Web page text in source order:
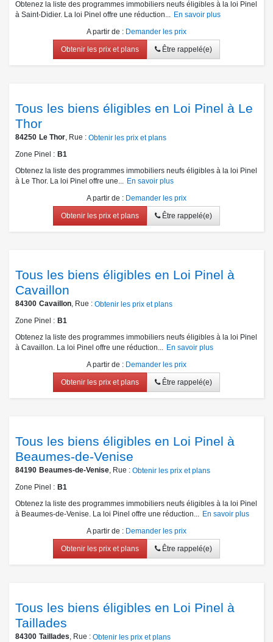
Obtenez la liste des programmes immobiliers neufs éligibles à la loi Pinel
à Saint-Didier. La loi Pinel offre une réduction...
En savoir plus
A partir de : Demander les prix
Obtenir les prix et plans Être rappelé(e)
Tous les biens éligibles en Loi Pinel à Le
Thor
84250 Le Thor , Rue : Obtenir les prix et plans
Zone Pinel
B1
Obtenez la liste des programmes immobiliers neufs éligibles à la loi Pinel
à Le Thor. La loi Pinel offre une...
En savoir plus
A partir de : Demander les prix
Obtenir les prix et plans Être rappelé(e)
Tous les biens éligibles en Loi Pinel à
Cavaillon
84300 Cavaillon , Rue : Obtenir les prix et plans
Zone Pinel
B1
Obtenez la liste des programmes immobiliers neufs éligibles à la loi Pinel
à Cavaillon. La loi Pinel offre une réduction...
En savoir plus
A partir de : Demander les prix
Obtenir les prix et plans Être rappelé(e)
Tous les biens éligibles en Loi Pinel à
Beaumes-de-Venise
84190 Beaumes-de-Venise , Rue : Obtenir les prix et plans
Zone Pinel
B1
Obtenez la liste des programmes immobiliers neufs éligibles à la loi Pinel
à Beaumes-de-Venise. La loi Pinel offre une réduction...
En savoir plus
A partir de : Demander les prix
Obtenir les prix et plans Être rappelé(e)
Tous les biens éligibles en Loi Pinel à
Taillades
84300 Taillades , Rue : Obtenir les prix et plans